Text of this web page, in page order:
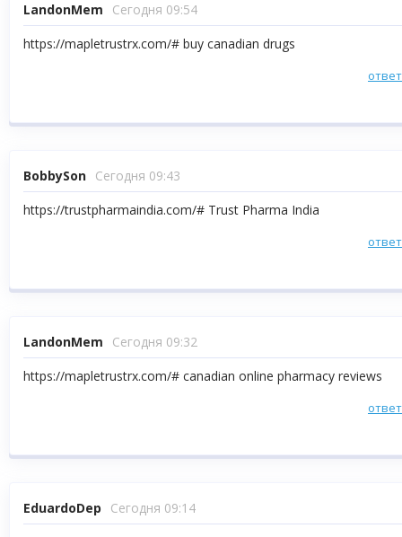
LandonMem
Сегодня 09:54
https://mapletrustrx.com/# buy canadian drugs
BobbySon Сегодня 09:43
https://trustpharmaindia.com/# Trust Pharma India
LandonMem
Сегодня 09:32
https://mapletrustrx.com/# canadian online pharmacy reviews
EduardoDep
Сегодня 09:14